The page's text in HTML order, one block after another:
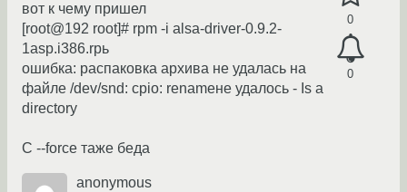
0
0
вот к чему пришел
[root@192 root]# rpm -i alsa-driver-0.9.2-
1asp.i386.rpь
ошибка: распаковка архива не удалась на
файле /dev/snd: cpio: renameне удалось - Is a
directory
С --force таже беда
anonymous